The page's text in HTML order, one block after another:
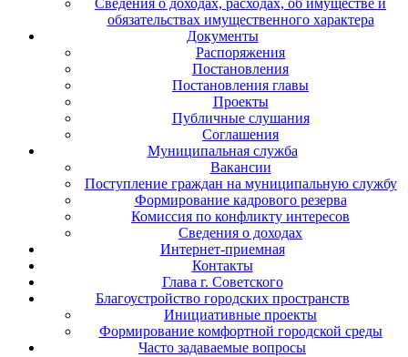
Сведения о доходах, расходах, об имуществе и
обязательствах имущественного характера
Документы
Распоряжения
Постановления
Постановления главы
Проекты
Публичные слушания
Соглашения
Муниципальная служба
Вакансии
Поступление граждан на муниципальную службу
Формирование кадрового резерва
Комиссия по конфликту интересов
Сведения о доходах
Интернет-приемная
Контакты
Глава г. Советского
Благоустройство городских пространств
Инициативные проекты
Формирование комфортной городской среды
Часто задаваемые вопросы